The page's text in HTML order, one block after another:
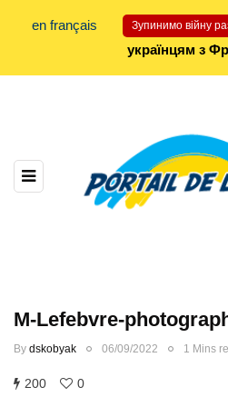
en français Зупинимо війну
українцям з
M-Lefebvre-
By dskobyak 06/09/2022 1 Mins
200 0